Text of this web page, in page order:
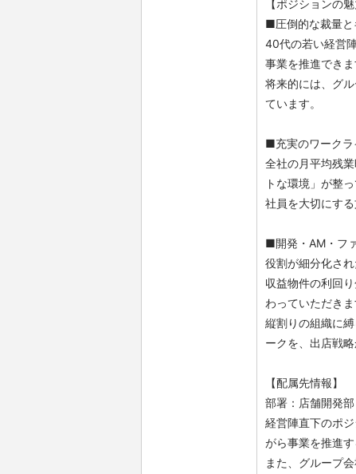
【ポジションの魅
■圧倒的な裁量と
40代の若い経営
事業を推進できま
将来的には、グ
ています。
■充実のワークラ
全社の月平均残
トな環境」が整っ
社員を大切にす
■開発・AM・フ
役割が細分化さ
収益物件の利回
わっていただきま
縦割りの組織に
ークを、出店戦
【配属先情報】
部署：店舗開発部
経営陣直下のポ
がら事業を推進す
また、グループ